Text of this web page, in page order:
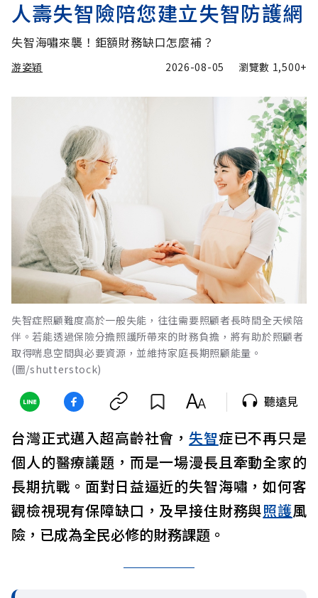
人壽失智險陪您建立失智防護網
失智海嘯來襲！鉅額財務缺口怎麼補？
游姿穎 2026-08-05 瀏覽數 1,500+
失智症照顧難度高於一般失能，往往需要照顧者長時間全天候陪
伴。若能透過保險分擔照護所帶來的財務負擔，將有助於照顧者
取得喘息空間與必要資源，並維持家庭長期照顧能量。
(圖/shutterstock)
聽遠見
台灣正式邁入超高齡社會， 失智症已不再只是
個人的醫療議題，而是一場漫長且牽動全家的
長期抗戰。面對日益逼近的失智海嘯，如何客
觀檢視現有保障缺口，及早接住財務與照護風
險，已成為全民必修的財務課題。